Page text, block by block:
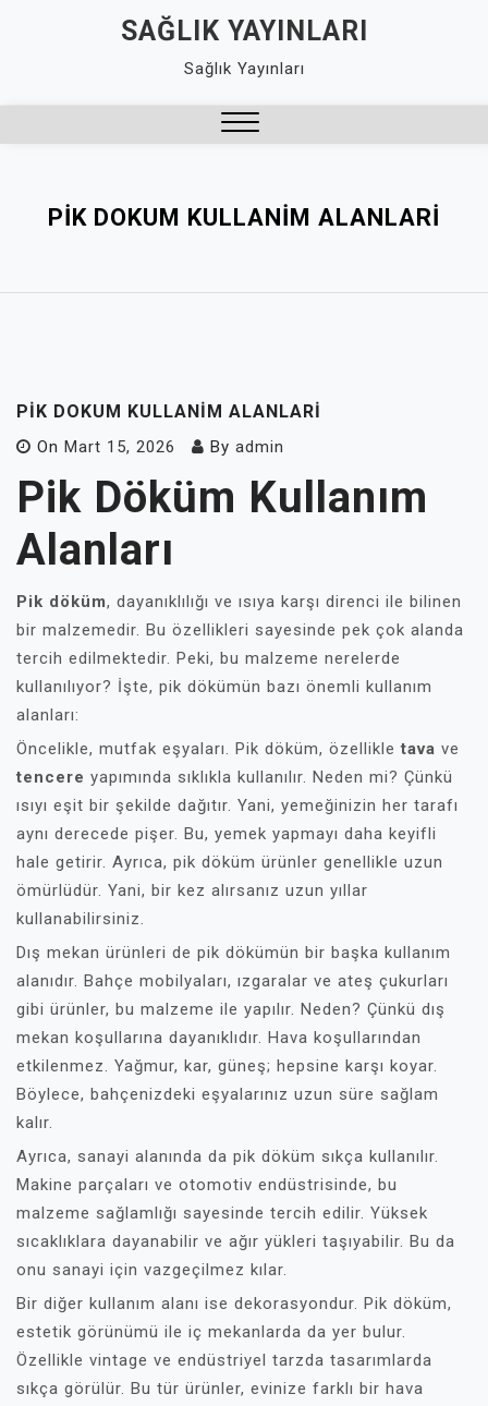
SAĞLIK YAYINLARI
Sağlık Yayınları
PIK DOKUM KULLANIM ALANLARI
PIK DOKUM KULLANIM ALANLARI
On Mart 15, 2026 By admin
Pik Döküm Kullanım
Alanları
Pik döküm, dayanıklılığı ve ısıya karşı direnci ile bilinen
bir malzemedir. Bu özellikleri sayesinde pek çok alanda
tercih edilmektedir. Peki, bu malzeme nerelerde
kullanılıyor? İşte, pik dökümün bazı önemli kullanım
alanları:
Öncelikle, mutfak eşyaları. Pik döküm, özellikletava ve
tencere yapımında sıklıkla kullanılır. Neden mi? Çünkü
ısıyı eşit bir şekilde dağıtır. Yani, yemeğinizin her tarafı
aynı derecede pişer. Bu, yemek yapmayı daha keyifli
hale getirir. Ayrıca, pik döküm ürünler genellikle uzun
ömürlüdür. Yani, bir kez alırsanız uzun yıllar
kullanabilirsiniz.
Dış mekan ürünleri de pik dökümün bir başka kullanım
alanıdır. Bahçe mobilyaları, ızgaralar ve ateş çukurları
gibi ürünler, bu malzeme ile yapılır. Neden? Çünkü dış
mekan koşullarına dayanıklıdır. Hava koşullarından
etkilenmez. Yağmur, kar, güneş; hepsine karşı koyar.
Böylece, bahçenizdeki eşyalarınız uzun süre sağlam
kalır.
Ayrıca, sanayi alanında da pik döküm sıkça kullanılır.
Makine parçaları ve otomotiv endüstrisinde, bu
malzeme sağlamlığı sayesinde tercih edilir. Yüksek
sıcaklıklara dayanabilir ve ağır yükleri taşıyabilir. Bu da
onu sanayi için vazgeçilmez kılar.
Bir diğer kullanım alanı ise dekorasyondur. Pik döküm,
estetik görünümü ile iç mekanlarda da yer bulur.
Özellikle vintage ve endüstriyel tarzda tasarımlarda
sıkça görülür. Bu tür ürünler, evinize farklı bir hava